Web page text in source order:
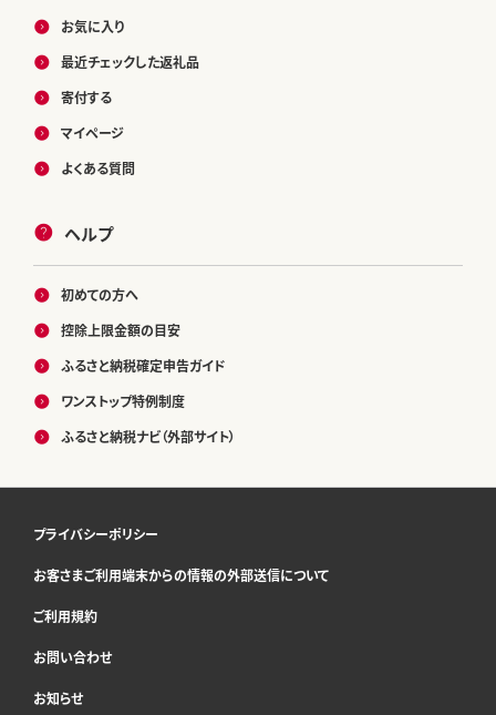
お気に入り
最近チェックした返礼品
寄付する
マイページ
よくある質問
ヘルプ
初めての方へ
控除上限金額の目安
ふるさと納税確定申告ガイド
ワンストップ特例制度
ふるさと納税ナビ（外部サイト）
プライバシーポリシー
お客さまご利用端末からの情報の外部送信について
ご利用規約
お問い合わせ
お知らせ